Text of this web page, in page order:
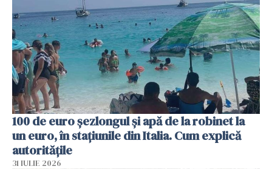
100 de euro șezlongul și apă de la robinet la
un euro, în stațiunile din Italia. Cum explică
autoritățile
31 IULIE 2026